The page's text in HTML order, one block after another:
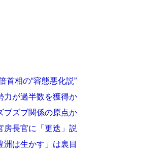
相の“容態悪化説”
が過半数を獲得か
ブズブ関係の原点か
房長官に「更迭」説
は生かす」は裏目